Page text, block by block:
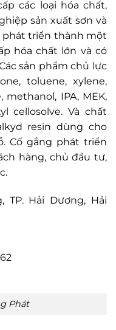
các loại hóa chất,
sản xuất sơn và
phát triển thành một
hóa chất lớn và có
sản phẩm chủ lực
toluene, xylene,
IPA, MEK,
cellosolve. Và chất
resin dùng cho
Cố gắng phát triển
hàng, chủ đầu tư,
TP. Hải Dương, Hải
Phát